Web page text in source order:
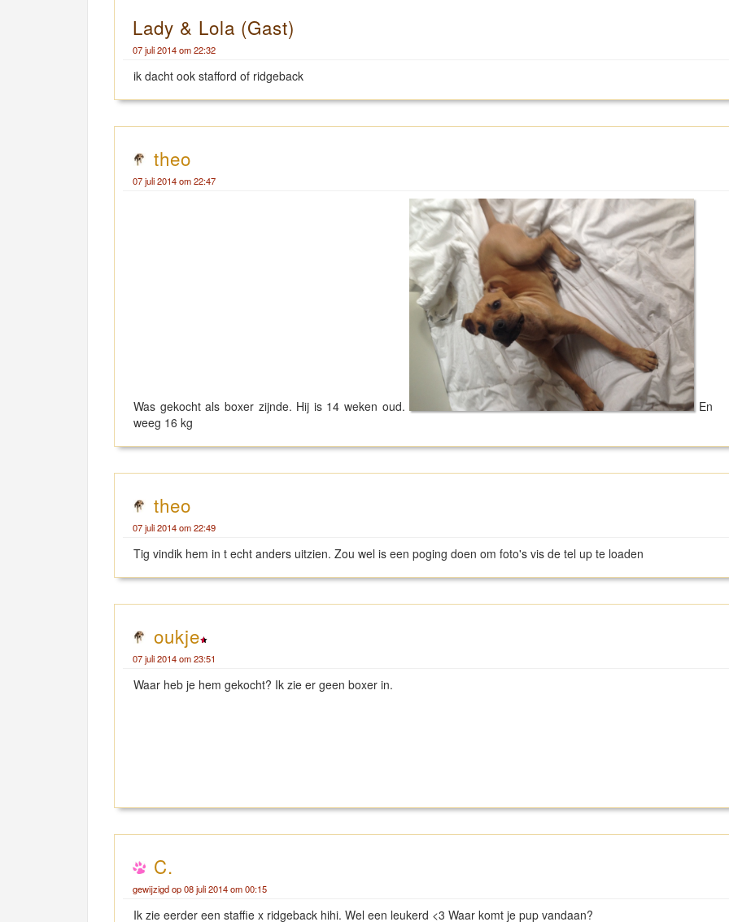
Lady & Lola (Gast)
07 juli 2014 om 22:32
ik dacht ook stafford of ridgeback
theo
07 juli 2014 om 22:47
Was gekocht als boxer zijnde. Hij is 14 weken oud.
En
weeg 16 kg
theo
07 juli 2014 om 22:49
Tig vindik hem in t echt anders uitzien. Zou wel is een poging doen om foto's vis de tel up te loaden
oukje
07 juli 2014 om 23:51
Waar heb je hem gekocht? Ik zie er geen boxer in.
C.
gewijzigd op 08 juli 2014 om 00:15
Ik zie eerder een staffie x ridgeback hihi. Wel een leukerd <3 Waar komt je pup vandaan?